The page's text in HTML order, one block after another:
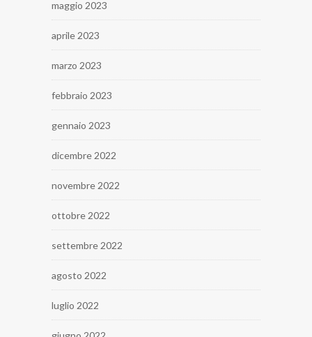
maggio 2023
aprile 2023
marzo 2023
febbraio 2023
gennaio 2023
dicembre 2022
novembre 2022
ottobre 2022
settembre 2022
agosto 2022
luglio 2022